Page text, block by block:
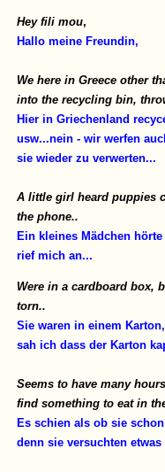
Hey fili mou,
Hallo meine Freundin,
We here in Greece other
into the recycling bin,
Hier in Griechenland
usw...nein - wir werfen
sie wieder zu verwerten...
A little girl heard puppies
the phone..
Ein kleines Mädchen
rief mich an...
Were in a cardboard box,
torn..
Sie waren in einem
sah ich dass der Karton
Seems to have many
find something to eat in
Es schien als ob sie
denn sie versuchten